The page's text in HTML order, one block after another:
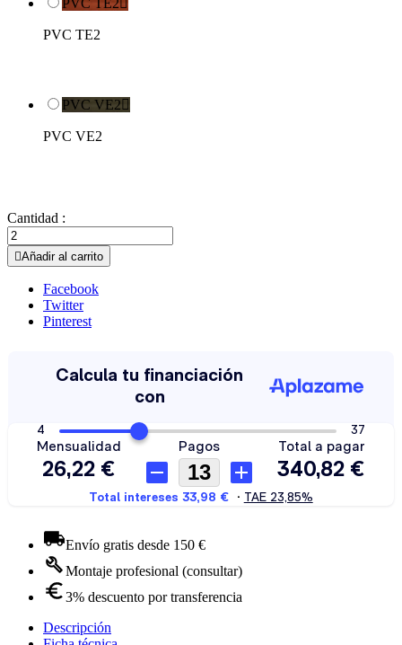
PVC TE2
PVC TE2
PVC VE2
PVC VE2
Cantidad :
Añadir al carrito
Facebook
Twitter
Pinterest
Envío gratis desde 150 €
Montaje profesional (consultar)
3% descuento por transferencia
Descripción